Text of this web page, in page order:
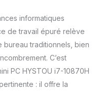
informatiques
de travail épuré relève
bureau traditionnels, bien
C’est
PC HYSTOU i7-10870H
: il offre la